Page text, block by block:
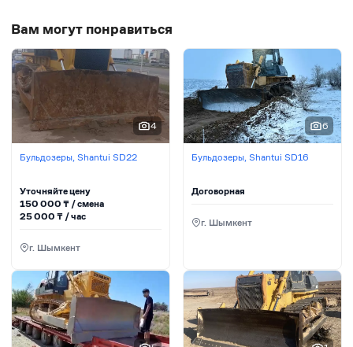
Вам могут понравиться
4
Бульдозеры, Shantui SD22
Уточняйте цену
150 000 ₸ / сменa
25 000 ₸ / час
г. Шымкент
6
Бульдозеры, Shantui SD16
Договорная
г. Шымкент